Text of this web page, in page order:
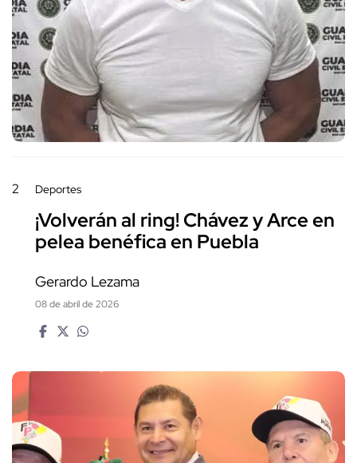
2 Deportes
¡Volverán al ring! Chávez y Arce en
pelea benéfica en Puebla
Gerardo Lezama
08 de abril de 2026